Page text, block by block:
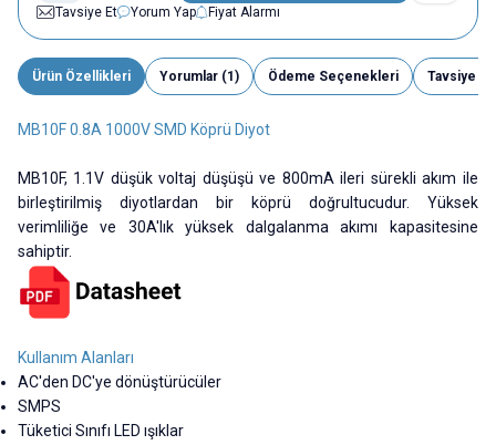
Tavsiye Et
Yorum Yap Fiyat Alarmı
Ürün Özellikleri Yorumlar (1) Ödeme Seçenekleri Tavsiye Et
MB10F 0.8A 1000V SMD Köprü Diyot
MB10F, 1.1V düşük voltaj düşüşü ve 800mA ileri sürekli akım ile
birleştirilmiş diyotlardan bir köprü doğrultucudur. Yüksek
verimliliğe ve 30A'lık yüksek dalgalanma akımı kapasitesine
sahiptir.
Kullanım Alanları
AC'den DC'ye dönüştürücüler
SMPS
Tüketici Sınıfı LED ışıklar